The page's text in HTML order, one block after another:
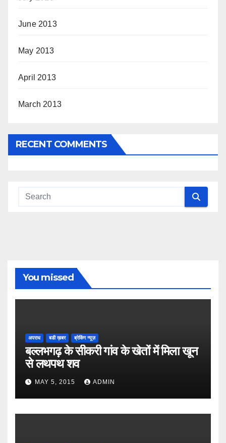
June 2013
May 2013
April 2013
March 2013
RECENT COMMENTS
You missed
अपराध बडी ख़बर ब्रेकिंग न्यूज़
बल्लभगढ़ के सीकरी गांव के खेतों में मिला खून
से लथपथ शव
MAY 5, 2015 ADMIN